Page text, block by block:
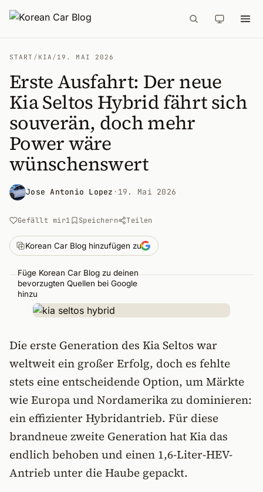
START / KIA / 19. MAI 2026
Erste Ausfahrt: Der neue
Kia Seltos Hybrid fährt sich
souverän, doch mehr
Power wäre
wünschenswert
Jose Antonio Lopez · 19. Mai 2026
Gefällt mir1 Speichern Teilen
Korean Car Blog hinzufügen zu
Füge Korean Car Blog zu deinen
bevorzugten Quellen bei Google
hinzu
Die erste Generation des Kia Seltos war
weltweit ein großer Erfolg, doch es fehlte
stets eine entscheidende Option, um Märkte
wie Europa und Nordamerika zu dominieren:
ein effizienter Hybridantrieb. Für diese
brandneue zweite Generation hat Kia das
endlich behoben und einen 1,6-Liter-HEV-
Antrieb unter die Haube gepackt.